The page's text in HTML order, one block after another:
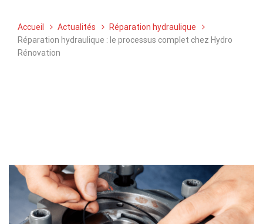
Accueil Actualités
Réparation hydraulique
Réparation hydraulique : le processus complet chez Hydro
Rénovation